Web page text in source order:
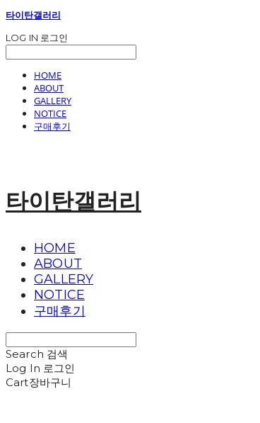
타이탄갤러리
LOG IN 로그인
HOME
ABOUT
GALLERY
NOTICE
구매후기
타이탄갤러리
HOME
ABOUT
GALLERY
NOTICE
구매후기
Search 검색
Log In 로그인
Cart장바구니